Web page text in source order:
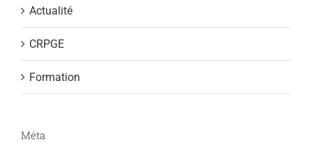
Actualité
CRPGE
Formation
Méta